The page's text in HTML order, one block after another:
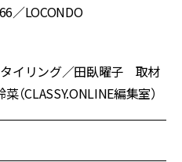
／LOCONDO
イリング／田臥曜子 取材
CLASSY.ONLINE編集室）